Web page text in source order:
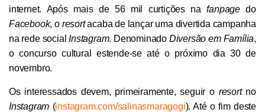
internet. Após mais de 56 mil curtições na fanpagedo
Facebook, o resortacaba de lançar uma divertida campanha
na rede socialInstagram. Denominado Diversão em Família,
o concurso cultural estende-se até o próximo dia 30 de
novembro.
Os interessados devem, primeiramente, seguir oresortno
Instagram (instagram.com/salinasmaragogi). Até o fim deste